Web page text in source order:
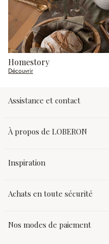
Homestory
Découvrir
Assistance et contact
À propos de LOBERON
Inspiration
Achats en toute sécurité
Nos modes de paiement